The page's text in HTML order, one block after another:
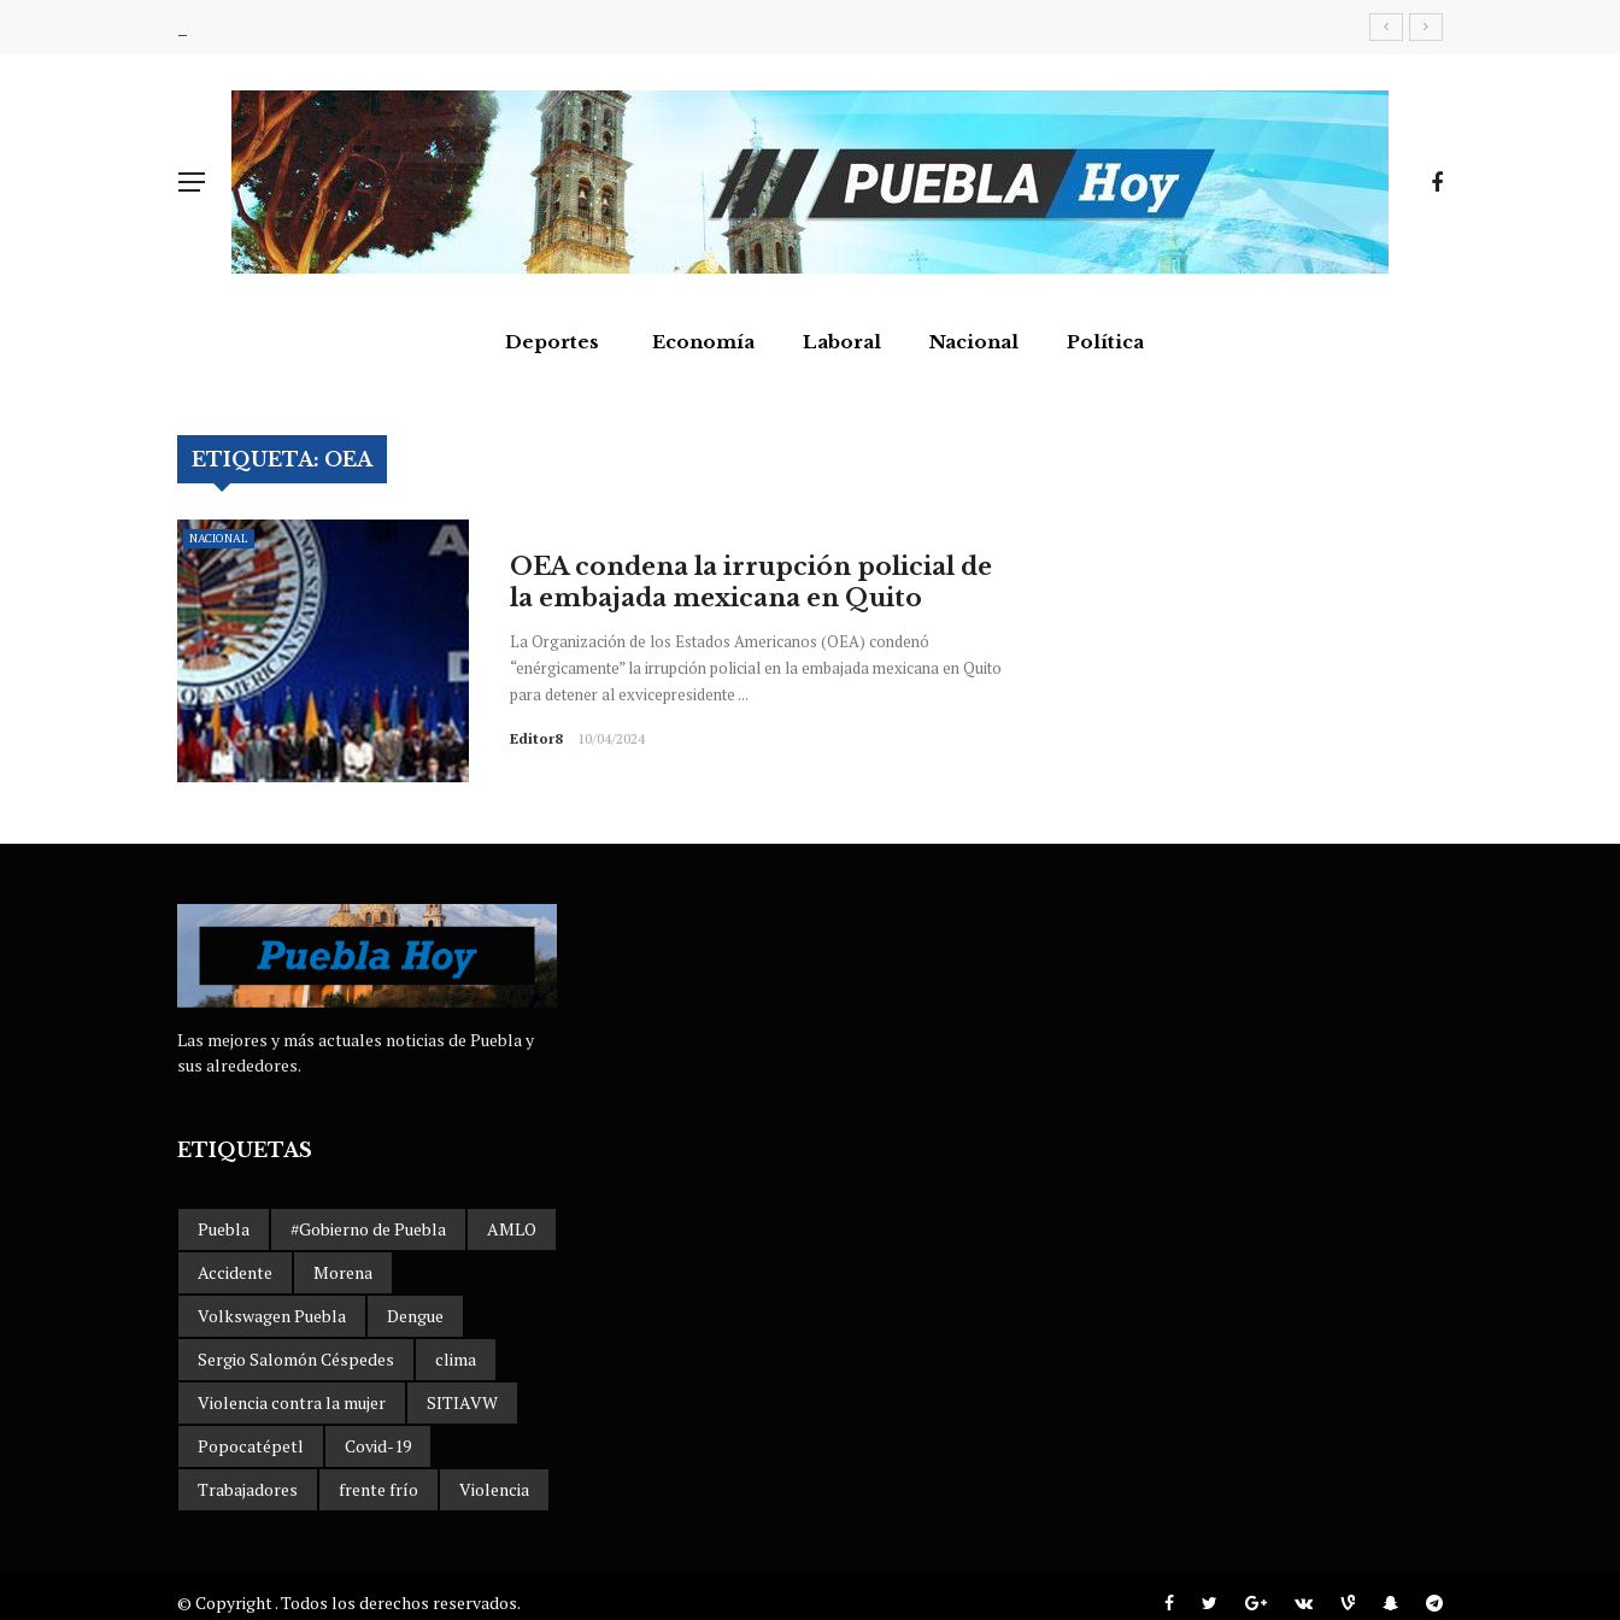
Deportes Economía Laboral Nacional Política
ETIQUETA: OEA
NACIONAL
OEA condena la irrupción policial de
la embajada mexicana en Quito
La Organización de los Estados Americanos (OEA) condenó
“enérgicamente” la irrupción policial en la embajada mexicana en Quito
para detener al exvicepresidente ...
Editor8 10/04/2024
Las mejores y más actuales noticias de Puebla y
sus alrededores.
ETIQUETAS
Puebla #Gobierno de Puebla
AMLO
Accidente
Morena
Volkswagen Puebla
Dengue
Sergio Salomón Céspedes
clima
Violencia contra la mujer
SITIAVW
Popocatépetl
Covid-19
Trabajadores
frente frío Violencia
© Copyright . Todos los derechos reservados.